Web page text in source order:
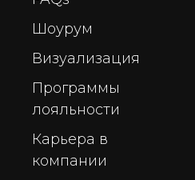
Шоурум
Визуализация
Программы
лояльности
Карьера в
компании